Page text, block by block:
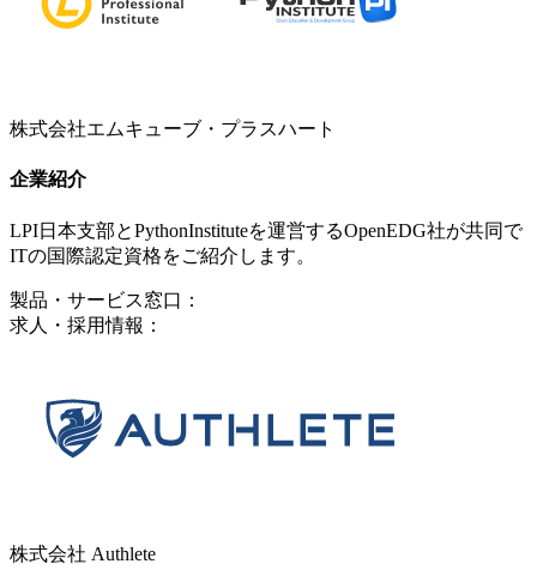
株式会社エムキューブ・プラスハート
企業紹介
LPI日本支部とPythonInstituteを運営するOpenEDG社が共同で
ITの国際認定資格をご紹介します。
製品・サービス窓口：
求人・採用情報：
株式会社 Authlete